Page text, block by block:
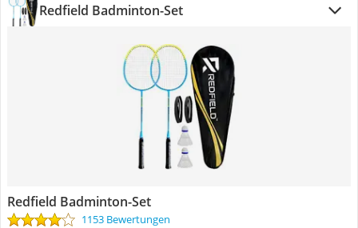
Redfield Badminton-Set
Redfield Badminton-Set
1153 Bewertungen